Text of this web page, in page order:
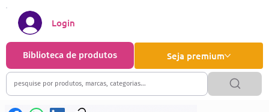
Seja premium
Biblioteca de produtos
Login